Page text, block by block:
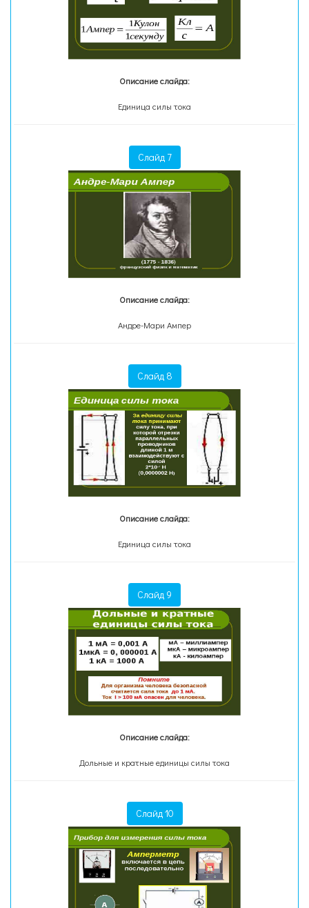
Описание слайда:
Единица силы тока
Слайд 7
Описание слайда:
Андре-Мари Ампер
Слайд 8
Описание слайда:
Единица силы тока
Слайд 9
Описание слайда:
Дольные и кратные единицы силы тока
Слайд 10